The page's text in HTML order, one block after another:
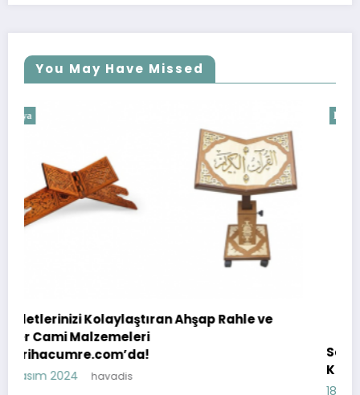
You May Have Missed
Ahşap Rahle ve
Sapanca’da Doğa ile İç İçe